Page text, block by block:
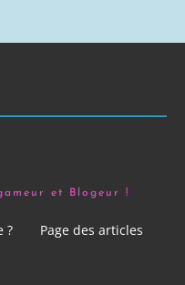
et Blogeur !
? Page des articles